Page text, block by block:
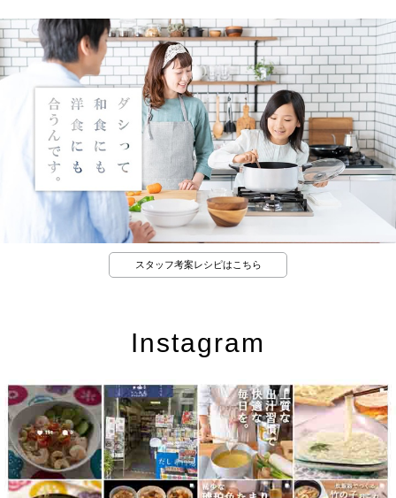
スタッフ考案レシピはこちら
Instagram